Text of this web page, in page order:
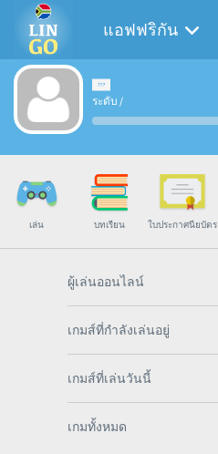
แอฟฟริกัน
ระดับ /
เล่น บทเรียน ใบประกาศนียบัตร
ผู้เล่นออนไลน์
เกมส์ที่กำลังเล่นอยู่
เกมส์ที่เล่นวันนี้
เกมทั้งหมด